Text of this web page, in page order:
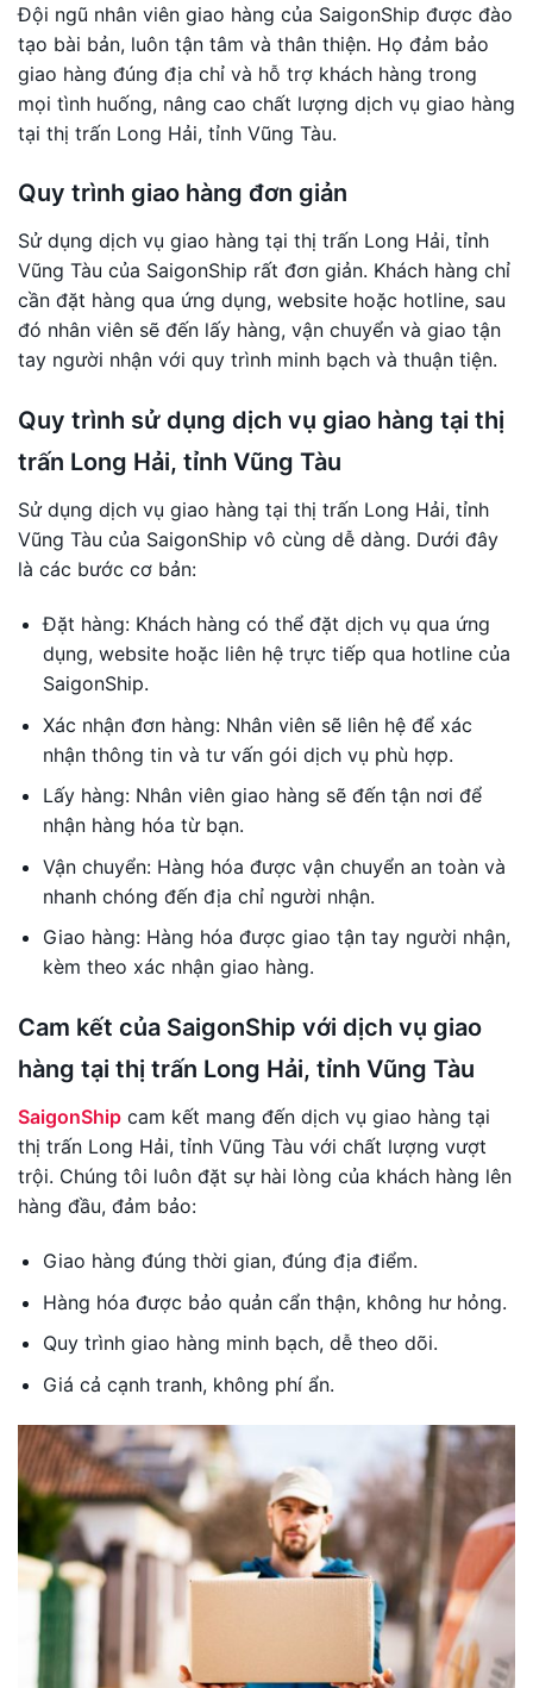
Đội ngũ nhân viên giao hàng của SaigonShip được đào
tạo bài bản, luôn tận tâm và thân thiện. Họ đảm bảo
giao hàng đúng địa chỉ và hỗ trợ khách hàng trong
mọi tình huống, nâng cao chất lượng dịch vụ giao hàng
tại thị trấn Long Hải, tỉnh Vũng Tàu.
Quy trình giao hàng đơn giản
Sử dụng dịch vụ giao hàng tại thị trấn Long Hải, tỉnh
Vũng Tàu của SaigonShip rất đơn giản. Khách hàng chỉ
cần đặt hàng qua ứng dụng, website hoặc hotline, sau
đó nhân viên sẽ đến lấy hàng, vận chuyển và giao tận
tay người nhận với quy trình minh bạch và thuận tiện.
Quy trình sử dụng dịch vụ giao hàng tại thị
trấn Long Hải, tỉnh Vũng Tàu
Sử dụng dịch vụ giao hàng tại thị trấn Long Hải, tỉnh
Vũng Tàu của SaigonShip vô cùng dễ dàng. Dưới đây
là các bước cơ bản:
Đặt hàng: Khách hàng có thể đặt dịch vụ qua ứng
dụng, website hoặc liên hệ trực tiếp qua hotline của
SaigonShip.
Xác nhận đơn hàng: Nhân viên sẽ liên hệ để xác
nhận thông tin và tư vấn gói dịch vụ phù hợp.
Lấy hàng: Nhân viên giao hàng sẽ đến tận nơi để
nhận hàng hóa từ bạn.
Vận chuyển: Hàng hóa được vận chuyển an toàn và
nhanh chóng đến địa chỉ người nhận.
Giao hàng: Hàng hóa được giao tận tay người nhận,
kèm theo xác nhận giao hàng.
Cam kết của SaigonShip với dịch vụ giao
hàng tại thị trấn Long Hải, tỉnh Vũng Tàu
SaigonShip cam kết mang đến dịch vụ giao hàng tại
thị trấn Long Hải, tỉnh Vũng Tàu với chất lượng vượt
trội. Chúng tôi luôn đặt sự hài lòng của khách hàng lên
hàng đầu, đảm bảo:
Giao hàng đúng thời gian, đúng địa điểm.
Hàng hóa được bảo quản cẩn thận, không hư hỏng.
Quy trình giao hàng minh bạch, dễ theo dõi.
Giá cả cạnh tranh, không phí ẩn.